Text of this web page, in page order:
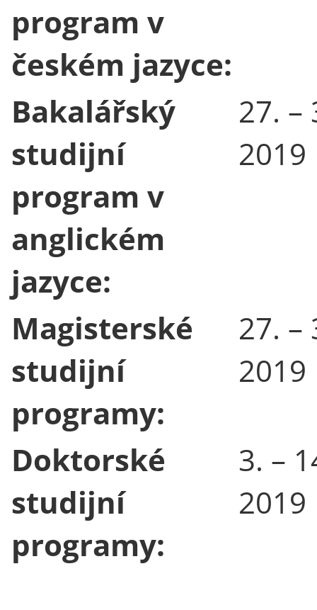
program v
českém jazyce:
Bakalářský
studijní
program v
anglickém
jazyce:
27. –
2019
Magisterské
studijní
programy:
27. –
2019
Doktorské
studijní
programy:
3. –
2019